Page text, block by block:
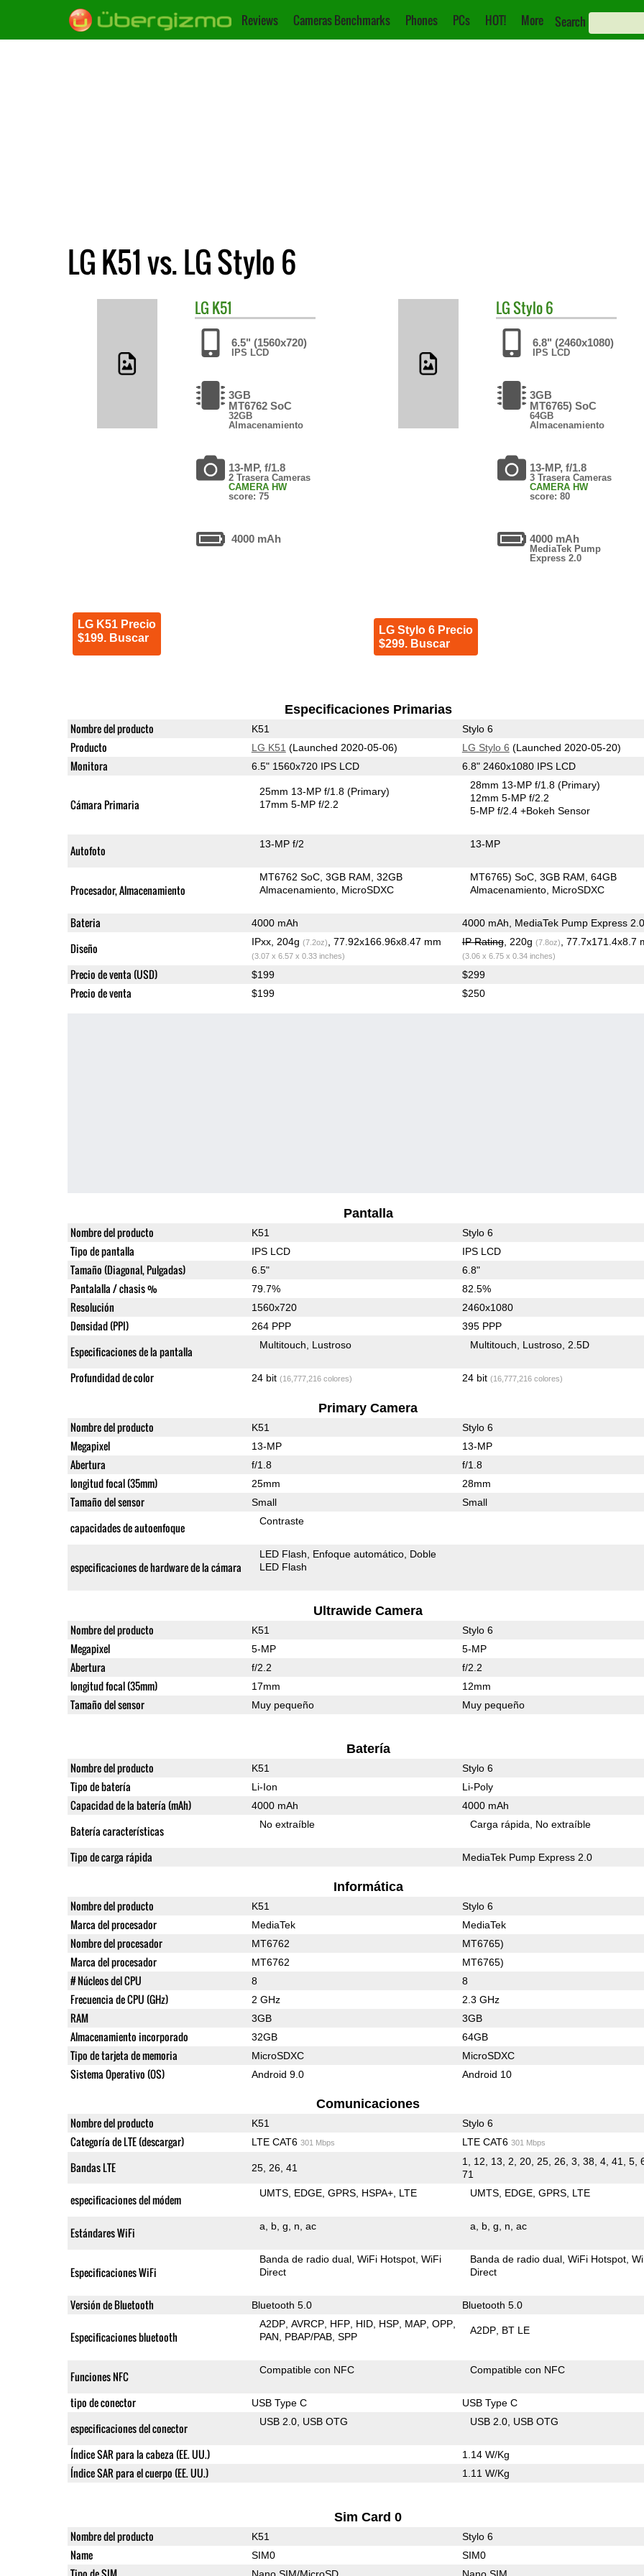
Reviews Cameras Benchmarks Phones PCs HOT! More Search
LG K51 vs. LG Stylo 6
LG K51
6.5" (1560x720)
IPS LCD
3GB
MT6762 SoC
32GB
Almacenamiento
13-MP, f/1.8
2 Trasera Cameras
CAMERA HW
score: 75
4000 mAh
LG K51 Precio
$199. Buscar
LGStylo 6
6.8" (2460x1080)
IPS LCD
3GB
MT6765) SoC
64GB
Almacenamiento
13-MP, f/1.8
3 Trasera Cameras
CAMERA HW
score: 80
4000 mAh
MediaTek Pump
Express 2.0
LG Stylo 6 Precio
$299. Buscar
Especificaciones Primarias
Nombre del producto K51 Stylo 6
Producto LG K51 (Launched 2020-05-06) LG Stylo 6 (Launched 2020-05-20)
Monitora 6.5" 1560x720 IPS LCD 6.8" 2460x1080 IPS LCD
Cámara Primaria
25mm 13-MP f/1.8(Primary)
17mm 5-MP f/2.2
28mm 13-MP f/1.8(Primary)
12mm 5-MP f/2.2
5-MP f/2.4+Bokeh Sensor
Autofoto 13-MP f/2 13-MP
Procesador, Almacenamiento
MT6762 SoC 3GB RAM 32GB
Almacenamiento MicroSDXC
MT6765) SoC 3GB RAM 64GB
Almacenamiento MicroSDXC
Bateria 4000 mAh 4000 mAh, MediaTek Pump Express 2.0
Diseño IPxx, 204g (7.2oz) , 77.92x166.96x8.47 mm
(3.07 x 6.57 x 0.33 inches)
IP Rating, 220g (7.8oz) , 77.7x171.4x8.7
(3.06 x 6.75 x 0.34 inches)
Precio de venta (USD) $199 $299
Precio de venta $199 $250
Pantalla
Nombre del producto K51 Stylo 6
Tipo de pantalla IPS LCD IPS LCD
Tamaño (Diagonal, Pulgadas) 6.5" 6.8"
Pantalalla / chasis % 79.7% 82.5%
Resolución 1560x720 2460x1080
Densidad (PPI) 264 PPP 395 PPP
Especificaciones de la pantalla Multitouch Lustroso Multitouch Lustroso 2.5D
Profundidad de color 24 bit (16,777,216 colores) 24 bit (16,777,216 colores)
Primary Camera
Nombre del producto K51 Stylo 6
Megapixel 13-MP 13-MP
Abertura f/1.8 f/1.8
longitud focal (35mm) 25mm 28mm
Tamaño del sensor Small Small
capacidades de autoenfoque Contraste
especificaciones de hardware de la cámara
LED Flash Enfoque automático Doble
LED Flash
Ultrawide Camera
Nombre del producto K51 Stylo 6
Megapixel 5-MP 5-MP
Abertura f/2.2 f/2.2
longitud focal (35mm) 17mm 12mm
Tamaño del sensor Muy pequeño Muy pequeño
Batería
Nombre del producto K51 Stylo 6
Tipo de batería Li-Ion Li-Poly
Capacidad de la batería (mAh) 4000 mAh 4000 mAh
Batería características No extraíble Carga rápida No extraíble
Tipo de carga rápida MediaTek Pump Express 2.0
Informática
Nombre del producto K51 Stylo 6
Marca del procesador MediaTek MediaTek
Nombre del procesador MT6762 MT6765)
Marca del procesador MT6762 MT6765)
# Núcleos del CPU 8 8
Frecuencia de CPU (GHz) 2 GHz 2.3 GHz
RAM 3GB 3GB
Almacenamiento incorporado 32GB 64GB
Tipo de tarjeta de memoria MicroSDXC MicroSDXC
Sistema Operativo (OS) Android 9.0 Android 10
Comunicaciones
Nombre del producto K51 Stylo 6
Categoría de LTE (descargar) LTE CAT6 301 Mbps LTE CAT6 301 Mbps
Bandas LTE 25, 26, 41
1, 12, 13, 2, 20, 25, 26, 3, 38, 4, 41, 5,
71
especificaciones del módem UMTS EDGE GPRS HSPA+ LTE UMTS EDGE GPRS LTE
Estándares WiFi a b g n ac a b g n ac
Especificaciones WiFi
Banda de radio dual WiFi Hotspot WiFi
Direct
Banda de radio dual WiFi Hotspot
Direct
Versión de Bluetooth Bluetooth 5.0 Bluetooth 5.0
Especificaciones bluetooth
A2DP AVRCP HFP HID HSP MAP OPP
PAN
PBAP/PAB SPP
A2DP BT LE
Funciones NFC Compatible con NFC Compatible con NFC
tipo de conector USB Type C USB Type C
especificaciones del conector USB 2.0 USB OTG USB 2.0 USB OTG
Índice SAR para la cabeza (EE. UU.) 1.14 W/Kg
Índice SAR para el cuerpo (EE. UU.) 1.11 W/Kg
Sim Card 0
Nombre del producto K51 Stylo 6
Name SIM0 SIM0
Nano SIM/MicroSD Nano SIM